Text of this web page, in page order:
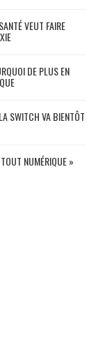
VEUT FAIRE
DE PLUS EN
SWITCH VA BIENTÔT
NUMÉRIQUE »